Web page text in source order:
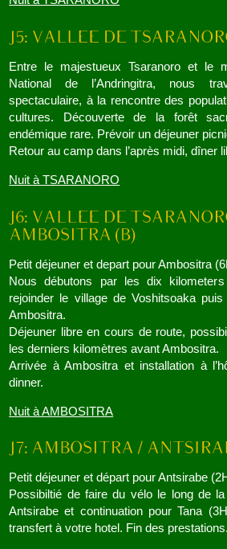
Entre le majestueux Tsaranoro et le
National de l’Andringitra, nous
spectaculaire, à la rencontre des
cultures. Découverte de la forêt
endémique rare. Prévoir un déjeuner
Retour au camp dans l’après midi, dîner
Nuit à TSARANORO
Petit déjeuner et depart pour Ambositra
Nous débutons par les dix
rejoinder le village de Voshitsoaka
Ambositra.
Déjeuner libre en cours de route,
les derniers kilomètres avant Ambositra.
Arrivée à Ambositra et installation à
dinner.
Nuit à AMBOSITRA
Petit déjeuner et départ pour Antsirabe
Possibiltié de faire du vélo le long de
Antsirabe et continuation pour Tana
transfert à votre hotel. Fin des prestations.